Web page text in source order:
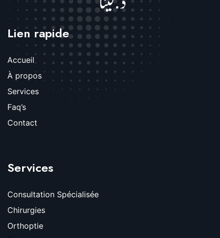
Lien rapide
Accueil
À propos
Services
Faq’s
Contact
Services
Consultation Spécialisée
Chirurgies
Orthoptie